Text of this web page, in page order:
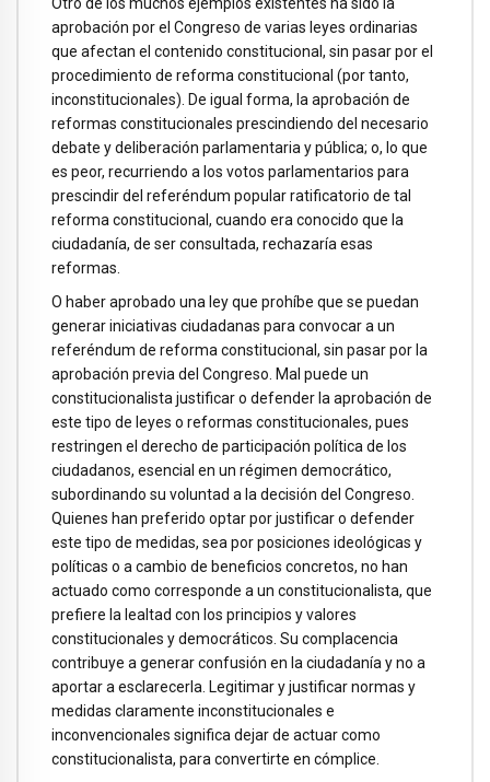
aprobación por el Congreso de varias leyes ordinarias
que afectan el contenido constitucional, sin pasar por el
procedimiento de reforma constitucional (por tanto,
inconstitucionales). De igual forma, la aprobación de
reformas constitucionales prescindiendo del necesario
debate y deliberación parlamentaria y pública; o, lo que
es peor, recurriendo a los votos parlamentarios para
prescindir del referéndum popular ratificatorio de tal
reforma constitucional, cuando era conocido que la
ciudadanía, de ser consultada, rechazaría esas
reformas.
O haber aprobado una ley que prohíbe que se puedan
generar iniciativas ciudadanas para convocar a un
referéndum de reforma constitucional, sin pasar por la
aprobación previa del Congreso. Mal puede un
constitucionalista justificar o defender la aprobación de
este tipo de leyes o reformas constitucionales, pues
restringen el derecho de participación política de los
ciudadanos, esencial en un régimen democrático,
subordinando su voluntad a la decisión del Congreso.
Quienes han preferido optar por justificar o defender
este tipo de medidas, sea por posiciones ideológicas y
políticas o a cambio de beneficios concretos, no han
actuado como corresponde a un constitucionalista, que
prefiere la lealtad con los principios y valores
constitucionales y democráticos. Su complacencia
contribuye a generar confusión en la ciudadanía y no a
aportar a esclarecerla. Legitimar y justificar normas y
medidas claramente inconstitucionales e
inconvencionales significa dejar de actuar como
constitucionalista, para convertirte en cómplice.